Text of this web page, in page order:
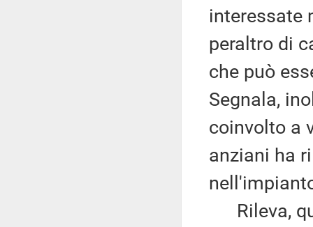
interessate
peraltro di
che può
Segnala,
coinvolto a
anziani ha
Rileva,